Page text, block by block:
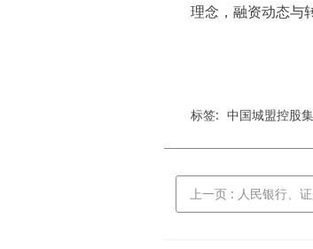
理念，融资动态与
标签: 中国城盟控股
上一页 : 人民银行、证监会